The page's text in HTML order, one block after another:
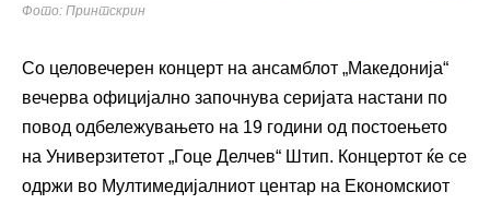
Фото: Принтскрин
Со целовечерен концерт на ансамблот „Македонија“
вечерва официјално започнува серијата настани по
повод одбележувањето на 19 години од постоењето
на Универзитетот „Гоце Делчев“ Штип. Концертот ќе се
одржи во Мултимедијалниот центар на Економскиот